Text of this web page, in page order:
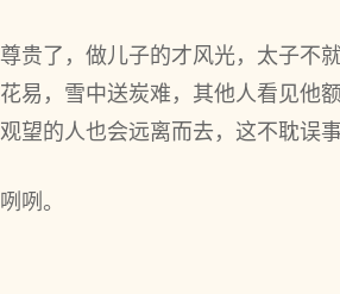
贵了，做儿子的才风光，太子不
易，雪中送炭难，其他人看见他
望的人也会远离而去，这不耽误事
咧。